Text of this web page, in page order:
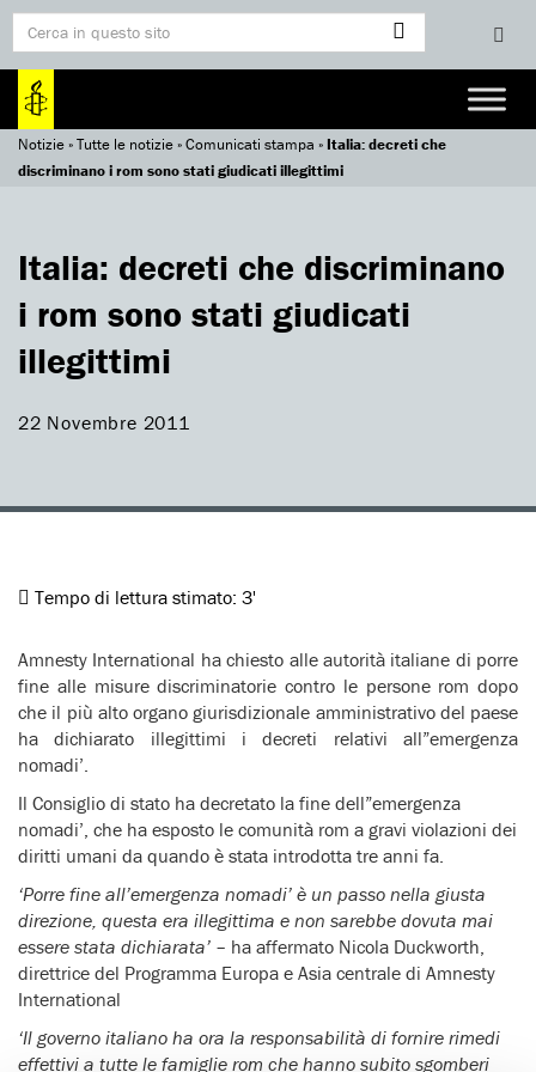
Notizie»Tutte le notizie»Comunicati stampa »Italia: decreti che
discriminano i rom sono stati giudicati illegittimi
Italia: decreti che discriminano
i rom sono stati giudicati
illegittimi
22 Novembre 2011
Tempo di lettura stimato: 3'
Amnesty International ha chiesto alle autorità italiane di porre
fine alle misure discriminatorie contro le persone rom dopo
che il più alto organo giurisdizionale amministrativo del paese
ha dichiarato illegittimi i decreti relativi all”emergenza
nomadi’.
Il Consiglio di stato ha decretato la fine dell”emergenza
nomadi’, che ha esposto le comunità rom a gravi violazioni dei
diritti umani da quando è stata introdotta tre anni fa.
‘Porre fine all’emergenza nomadi’ è un passo nella giusta
direzione, questa era illegittima e non sarebbe dovuta mai
essere stata dichiarata’ – ha affermato Nicola Duckworth,
direttrice del Programma Europa e Asia centrale di Amnesty
International
‘Il governo italiano ha ora la responsabilità di fornire rimedi
effettivi a tutte le famiglie rom che hanno subito sgomberi